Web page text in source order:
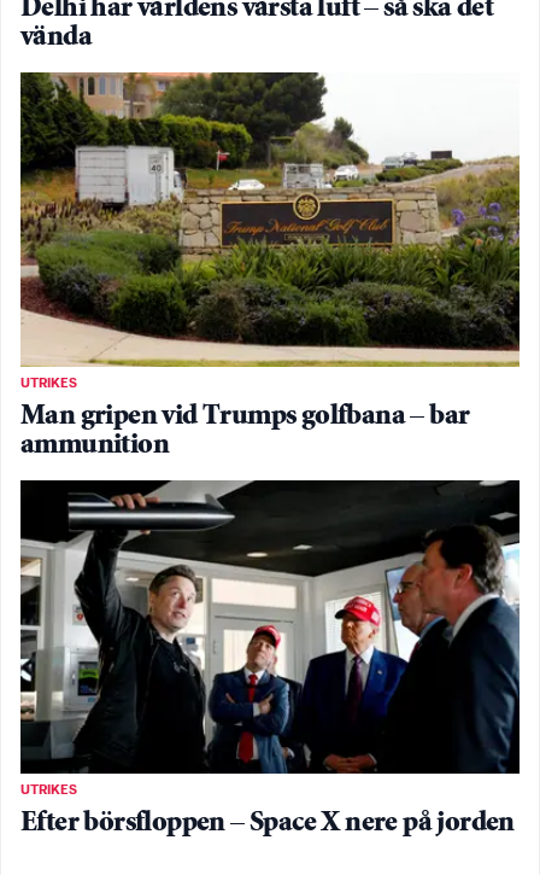
Delhi har världens värsta luft – så ska det
vända
UTRIKES
Man gripen vid Trumps golfbana – bar
ammunition
UTRIKES
Efter börsfloppen – Space X nere på jorden